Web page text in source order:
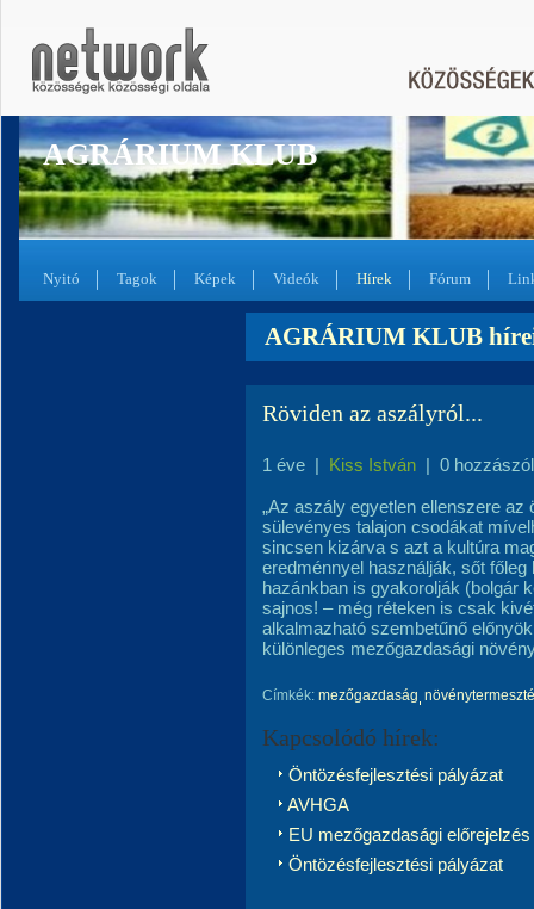
AGRÁRIUM KLUB
Nyitó Tagok Képek Videók Hírek Fórum
AGRÁRIUM KLUB
Röviden az aszályról...
1 éve | Kiss István | 0
„Az aszály egyetlen ellenszere
sülevényes talajon csodákat
sincsen kizárva s azt a kultúra
eredménnyel használják, sőt
hazánkban is gyakorolják (bolgár
sajnos! – még réteken is csak
alkalmazható szembetűnő
különleges mezőgazdasági
Címkék: mezőgazdaság
Kapcsolódó hírek:
Öntözésfejlesztési pályázat
AVHGA
EU mezőgazdasági előrejelzés
Öntözésfejlesztési pályázat